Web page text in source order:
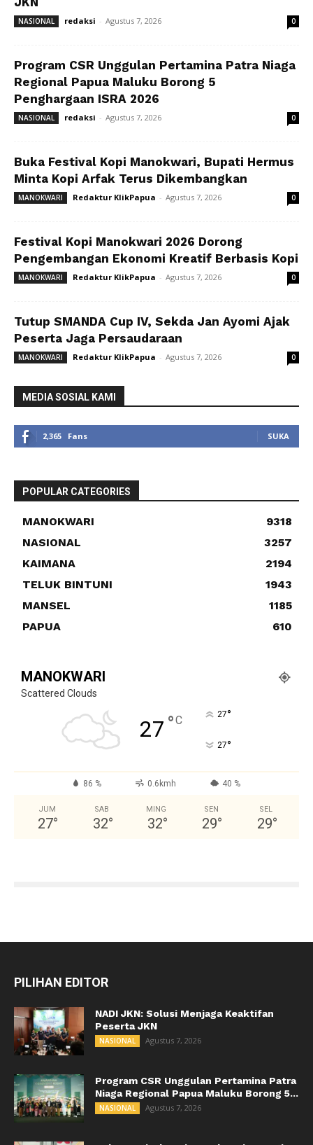
NASIONAL redaksi - Agustus 7, 2026 0
Program CSR Unggulan Pertamina Patra Niaga
Regional Papua Maluku Borong 5
Penghargaan ISRA 2026
NASIONAL redaksi - Agustus 7, 2026 0
Buka Festival Kopi Manokwari, Bupati Hermus
Minta Kopi Arfak Terus Dikembangkan
MANOKWARI Redaktur KlikPapua - Agustus 7, 2026 0
Festival Kopi Manokwari 2026 Dorong
Pengembangan Ekonomi Kreatif Berbasis Kopi
MANOKWARI Redaktur KlikPapua - Agustus 7, 2026 0
Tutup SMANDA Cup IV, Sekda Jan Ayomi Ajak
Peserta Jaga Persaudaraan
MANOKWARI Redaktur KlikPapua - Agustus 7, 2026 0
MEDIA SOSIAL KAMI
2,365 Fans SUKA
POPULAR CATEGORIES
MANOKWARI
9318
NASIONAL
3257
KAIMANA
2194
TELUK BINTUNI
1943
MANSEL
1185
PAPUA
610
MANOKWARI
Scattered Clouds
27 °C 27°
27°
86 % 0.6kmh 40 %
JUM
27°
SAB
32°
MING
32°
SEN
29°
SEL
29°
PILIHAN EDITOR
NADI JKN: Solusi Menjaga Keaktifan
Peserta JKN
NASIONAL Agustus 7, 2026
Program CSR Unggulan Pertamina Patra
Niaga Regional Papua Maluku Borong 5...
NASIONAL Agustus 7, 2026